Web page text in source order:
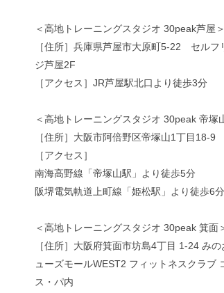
＜高地トレーニングスタジオ 30peak芦屋＞
［住所］兵庫県芦屋市大原町5-22 セルフ
ジ芦屋2F
［アクセス］JR芦屋駅北口より徒歩3分
＜高地トレーニングスタジオ 30peak 帝塚
［住所］大阪市阿倍野区帝塚山1丁目18-9
［アクセス］
南海高野線「帝塚山駅」より徒歩5分
阪堺電気軌道上町線「姫松駅」より徒歩6分
＜高地トレーニングスタジオ 30peak 箕面
［住所］大阪府箕面市坊島4丁目 1-24 みの
ューズモールWEST2 フィットネスクラブ
ス・パ内